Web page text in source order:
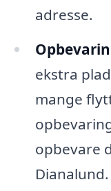
adresse.
ekstra
mange
opbevare
Dianalund.